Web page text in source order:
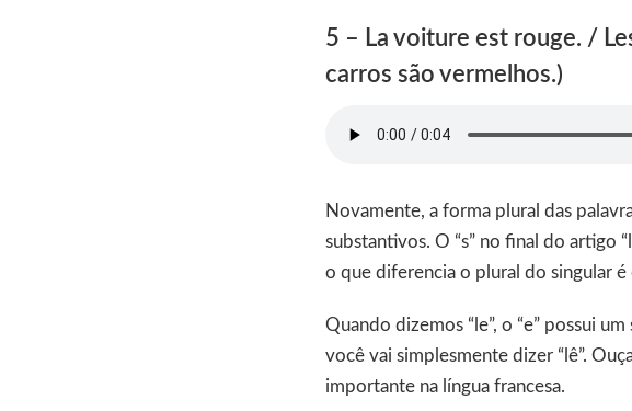
5 – La voiture est rouge. /
carros são vermelhos.)
Novamente, a forma plural das
substantivos. O “s” no final do artigo
o que diferencia o plural do singular é
Quando dizemos “le”, o “e” possui
você vai simplesmente dizer “lê”.
importante na língua francesa.